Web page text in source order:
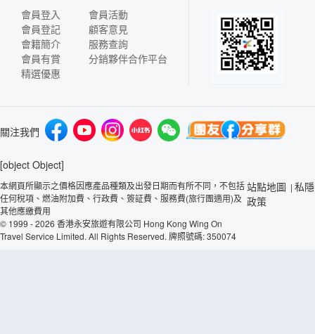
會員登入
會員登記
會籍簡介
會員有賞
精選優惠
會員活動
顧客意見
服務查詢
分銷夥伴合作平台
關注我們
[object Object]
本網頁所顯示之價格因應產品種類及出發日期而有所不同，不包括
任何稅項、燃油附加費、行政費、簽証費、服務費(旅行團適用)及
其他應繳費用
© 1999 - 2026 香港永安旅遊有限公司 Hong Kong Wing On
Travel Service Limited. All Rights Reserved. 牌照號碼: 350074
站點地圖 | 私隱
政策